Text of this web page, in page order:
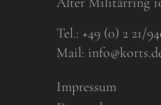
Tel.: +49 (0) 2 21/
Mail:
Impressum